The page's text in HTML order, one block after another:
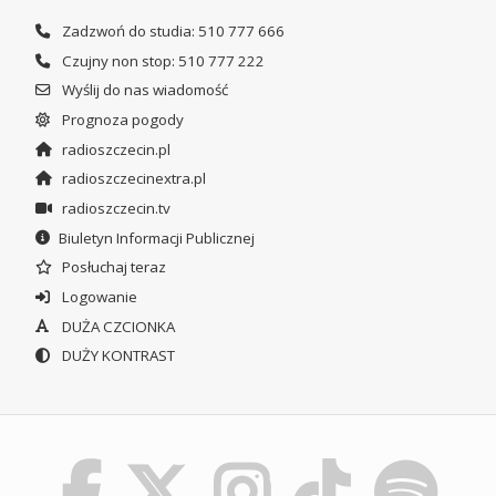
Zadzwoń do studia: 510 777 666
Czujny non stop: 510 777 222
Wyślij do nas wiadomość
Prognoza pogody
radioszczecin.pl
radioszczecinextra.pl
radioszczecin.tv
Biuletyn Informacji Publicznej
Posłuchaj teraz
Logowanie
DUŻA CZCIONKA
DUŻY KONTRAST